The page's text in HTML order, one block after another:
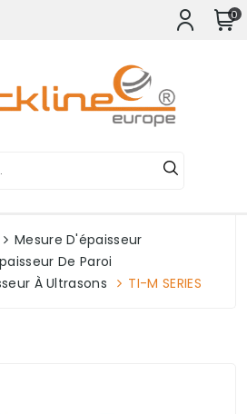
0
Mesure D'épaisseur
De Paroi
À Ultrasons
TI-M SERIES